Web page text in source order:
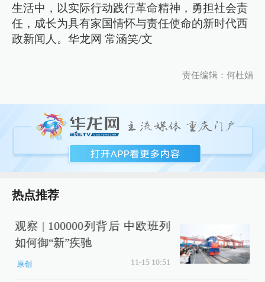
生活中，以实际行动践行革命精神，勇担社会责
任，成长为具有家国情怀与责任使命的新时代西
政新闻人。华龙网 常涵笑/文
责任编辑：何杜娟
热点推荐
观察 | 100000列背后 中欧班列
如何御“新”疾驰
原创 11-15 10:51